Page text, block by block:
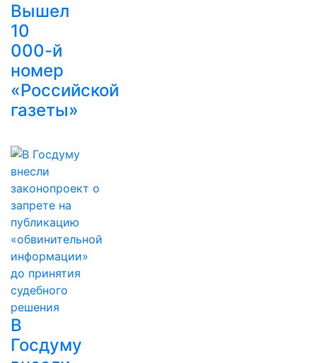
Вышел
10
000-й
номер
«Российской
газеты»
В
Госдуму